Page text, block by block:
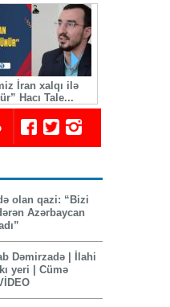
İran xalqı ilə
Hacı Tale...
olan qazi: “Bizi
Azərbaycan
Dəmirzadə | İlahi
yeri | Cümə